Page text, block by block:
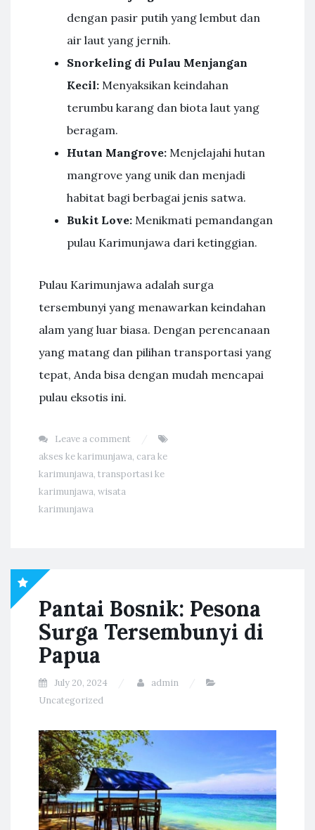
dengan pasir putih yang lembut dan
air laut yang jernih.
Snorkeling di Pulau Menjangan
Kecil: Menyaksikan keindahan
terumbu karang dan biota laut yang
beragam.
Hutan Mangrove: Menjelajahi hutan
mangrove yang unik dan menjadi
habitat bagi berbagai jenis satwa.
Bukit Love: Menikmati pemandangan
pulau Karimunjawa dari ketinggian.
Pulau Karimunjawa adalah surga
tersembunyi yang menawarkan keindahan
alam yang luar biasa. Dengan perencanaan
yang matang dan pilihan transportasi yang
tepat, Anda bisa dengan mudah mencapai
pulau eksotis ini.
Leave a comment
akses ke karimunjawa, cara ke
karimunjawa, transportasi ke
karimunjawa, wisata
karimunjawa
Pantai Bosnik: Pesona
Surga Tersembunyi di
Papua
July 20, 2024
admin
Uncategorized